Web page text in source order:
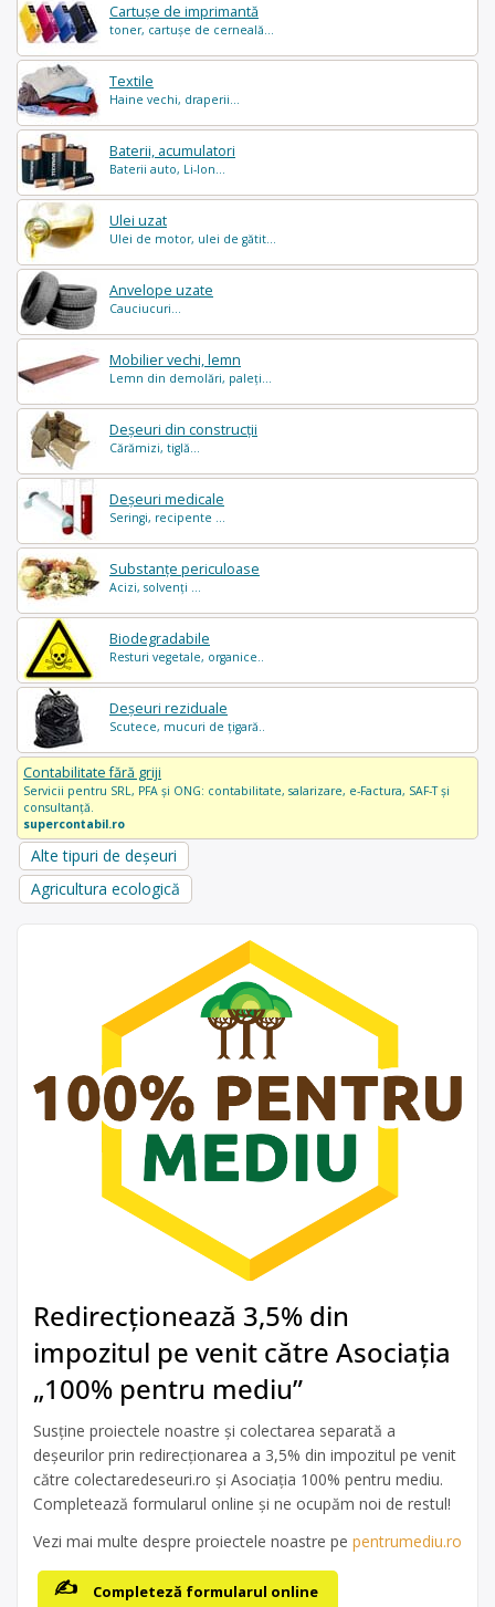
Cartușe de imprimantă
toner, cartușe de cerneală...
Textile
Haine vechi, draperii...
Baterii, acumulatori
Baterii auto, Li-Ion...
Ulei uzat
Ulei de motor, ulei de gătit...
Anvelope uzate
Cauciucuri...
Mobilier vechi, lemn
Lemn din demolări, paleți...
Deșeuri din construcții
Cărămizi, tiglă...
Deșeuri medicale
Seringi, recipente ...
Substanțe periculoase
Acizi, solvenți ...
Biodegradabile
Resturi vegetale, organice..
Deșeuri reziduale
Scutece, mucuri de țigară..
Contabilitate fără griji
Servicii pentru SRL, PFA și ONG: contabilitate, salarizare, e-Factura, SAF-T și
consultanță.
supercontabil.ro
Alte tipuri de deșeuri
Agricultura ecologică
Redirecționează 3,5% din
impozitul pe venit către Asociația
„100% pentru mediu”
Susține proiectele noastre și colectarea separată a
deșeurilor prin redirecționarea a 3,5% din impozitul pe venit
către colectaredeseuri.ro și Asociația 100% pentru mediu.
Completează formularul online și ne ocupăm noi de restul!
Vezi mai multe despre proiectele noastre pe pentrumediu.ro
Completeză formularul online